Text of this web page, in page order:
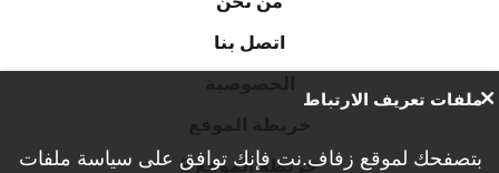
اتصل بنا
خريطة الموقع 2
ملفات تعريف الارتباط
بتصفحك لموقع زفاف.نت فإنك توافق على سياسة ملفات